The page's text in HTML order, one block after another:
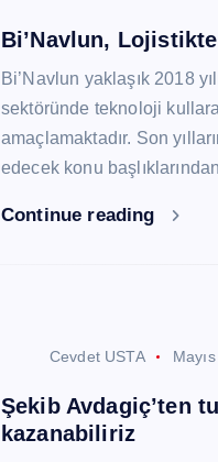
Bi’Navlun,
Bi’Navlun yaklaşık 2018
sektöründe teknoloji
amaçlamaktadır. Son
edecek konu
Continue reading
Cevdet USTA
Şekib Avdagiç’ten
kazanabiliriz